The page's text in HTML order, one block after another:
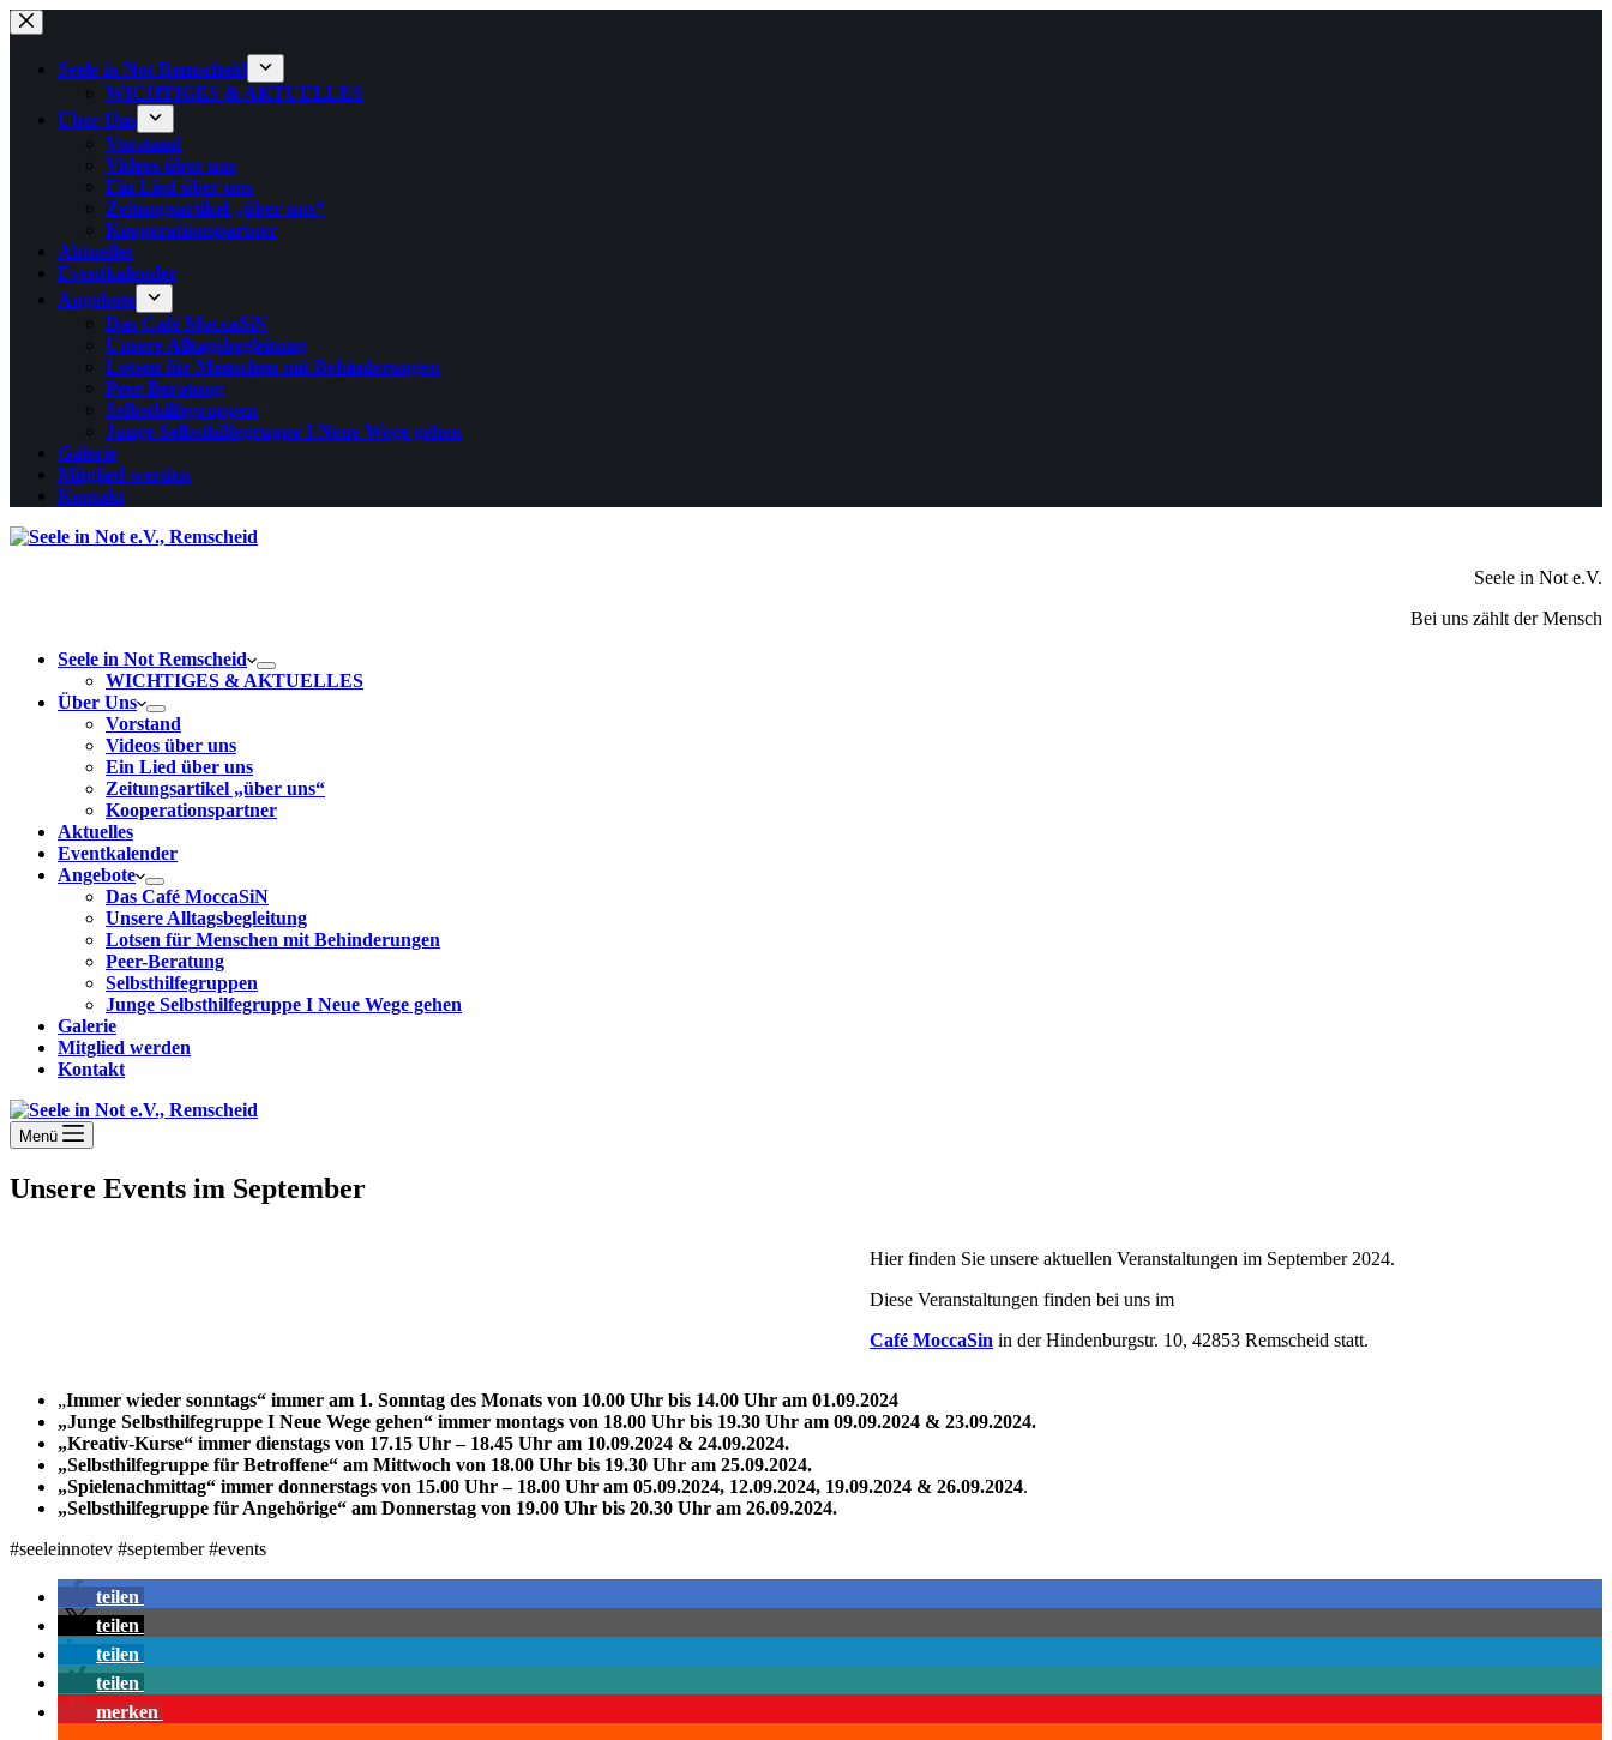
Zum
Inhalt
springenSeele in Not Remscheid
WICHTIGES & AKTUELLES
Über Uns
Vorstand
Videos über uns
Ein Lied über uns
Zeitungsartikel „über uns“
Kooperationspartner
Aktuelles
Eventkalender
Angebote
Das Café MoccaSiN
Unsere Alltagsbegleitung
Lotsen für Menschen mit Behinderungen
Peer-Beratung
Selbsthilfegruppen
Junge Selbsthilfegruppe I Neue Wege gehen
Galerie
Mitglied werden
Kontakt
Seele in Not e.V.
Bei uns zählt der Mensch
Seele in Not Remscheid
WICHTIGES & AKTUELLES
Über Uns
Vorstand
Videos über uns
Ein Lied über uns
Zeitungsartikel „über uns“
Kooperationspartner
Aktuelles
Eventkalender
Angebote
Das Café MoccaSiN
Unsere Alltagsbegleitung
Lotsen für Menschen mit Behinderungen
Peer-Beratung
Selbsthilfegruppen
Junge Selbsthilfegruppe I Neue Wege gehen
Galerie
Mitglied werden
Kontakt
Menü
Unsere Events im September
Hier finden Sie unsere aktuellen Veranstaltungen im September 2024.
Diese Veranstaltungen finden bei uns im
Café MoccaSin in der Hindenburgstr. 10, 42853 Remscheid statt.
„Immer wieder sonntags“ immer am 1. Sonntag des Monats von 10.00 Uhr bis 14.00 Uhr am 01.09.2024
„Junge Selbsthilfegruppe I Neue Wege gehen“ immer montags von 18.00 Uhr bis 19.30 Uhr am 09.09.2024 & 23.09.2024.
„Kreativ-Kurse“ immer dienstags von 17.15 Uhr – 18.45 Uhr am 10.09.2024 & 24.09.2024.
„Selbsthilfegruppe für Betroffene“ am Mittwoch von 18.00 Uhr bis 19.30 Uhr am 25.09.2024.
„Spielenachmittag“ immer donnerstags von 15.00 Uhr – 18.00 Uhr am 05.09.2024, 12.09.2024, 19.09.2024 & 26.09.2024.
„Selbsthilfegruppe für Angehörige“ am Donnerstag von 19.00 Uhr bis 20.30 Uhr am 26.09.2024.
#seeleinnotev #september #events
teilen
teilen
teilen
teilen
merken